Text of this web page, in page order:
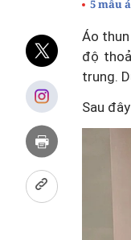
5 mẫu
Áo
độ
trung.
Sau